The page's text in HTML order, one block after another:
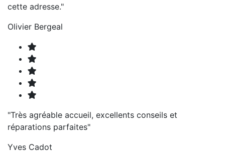
cette adresse."
Olivier Bergeal
"Très agréable accueil, excellents conseils et
réparations parfaites"
Yves Cadot